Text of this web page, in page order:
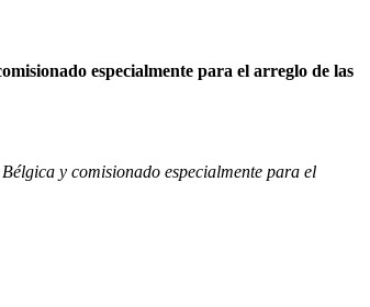
especialmente para el arreglo de las
y comisionado especialmente para el